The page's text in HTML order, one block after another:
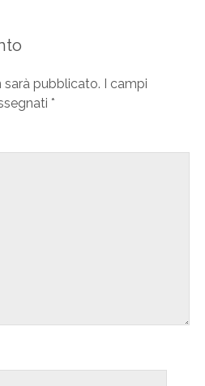
sarà pubblicato. I campi
*